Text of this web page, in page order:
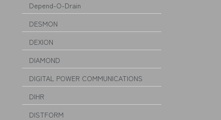
Depend-O-Drain
DESMON
DEXION
DIAMOND
DIGITAL POWER COMMUNICATIONS
DIHR
DISTFORM